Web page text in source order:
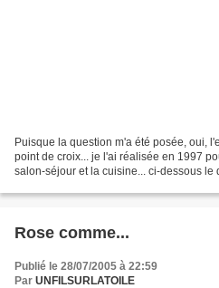
Puisque la question m'a été posée, oui,
point de croix... je l'ai réalisée en 1997
salon-séjour et la cuisine... ci-dessous
Rose comme...
Publié le 28/07/2005 à 22:59
Par UNFILSURLATOILE